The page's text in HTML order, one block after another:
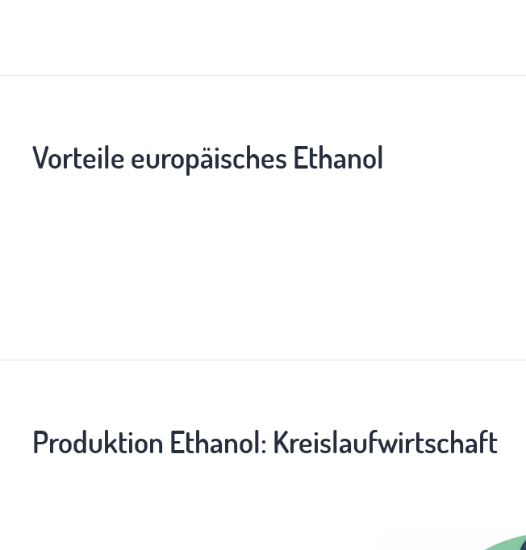
Vorteile europäisches Ethanol
Produktion Ethanol: Kreislaufwirtschaft